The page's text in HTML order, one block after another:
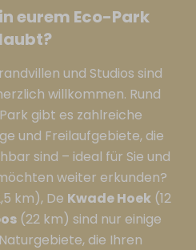
eurem Eco-Park
und Studios sind
willkommen. Rund
gibt es zahlreiche
und Freilaufgebiete, die
sind – ideal für Sie und
weiter erkunden?
km), De Kwade Hoek (12
(22 km) sind nur einige
die Ihren